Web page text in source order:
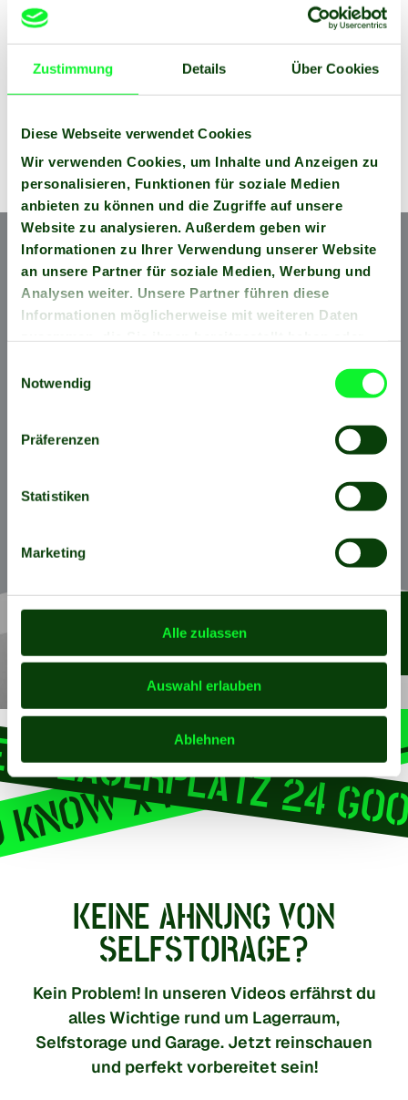
Zustimmung Details Über Cookies
Diese Webseite verwendet Cookies
Wir verwenden Cookies, um Inhalte und Anzeigen zu
personalisieren, Funktionen für soziale Medien
anbieten zu können und die Zugriffe auf unsere
Website zu analysieren. Außerdem geben wir
Informationen zu Ihrer Verwendung unserer Website
an unsere Partner für soziale Medien, Werbung und
Analysen weiter. Unsere Partner führen diese
Informationen möglicherweise mit weiteren Daten
gesammelt haben.
Notwendig
Präferenzen
Statistiken
Marketing
Alle zulassen
Auswahl erlauben
Ablehnen
SICHER
starkes Überwachungs­konzept
GARAGE
SAUBERSICHERTROCKEN
Einfach mieten, einparken und wohlfühlen
X
KEINE AHNUNG VON
SELFSTORAGE?
Kein Problem! In unseren Videos erfährst du
alles Wichtige rund um Lagerraum,
Selfstorage und Garage. Jetzt reinschauen
und perfekt vorbereitet sein!
KONTAKT